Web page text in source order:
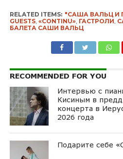
RELATED ITEMS: "САША ВАЛЬЦ И
GUESTS, «CONTINU», ГАСТРОЛИ,
БАЛЕТА САШИ ВАЛЬЦ
RECOMMENDED FOR YOU
Интервью с
Кисиным в
концерта в
2026 года
Подарите себе